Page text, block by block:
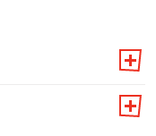
— 200 грн
всього замовлення: